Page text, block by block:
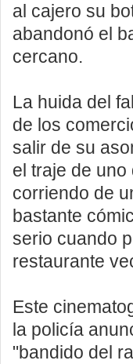
al cajero su
abandonó el
cercano.
La huida del
de los
salir de su
el traje de
corriendo de
bastante
serio cuando
restaurante
Este
la policía
"bandido del